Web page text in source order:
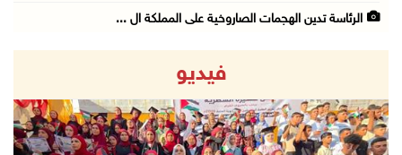
الرئاسة تدين الهجمات الصاروخية على المملكة ال ...
مستعمرون ينفذون جولات استفزازية في عدة مناطق ...
07/آب/2026 02:08 م
أمين عام الجامعة العربية يحذر من نهج إسرائيل ...
فيديو